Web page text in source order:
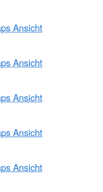
Ansicht
Ansicht
Ansicht
Ansicht
Ansicht